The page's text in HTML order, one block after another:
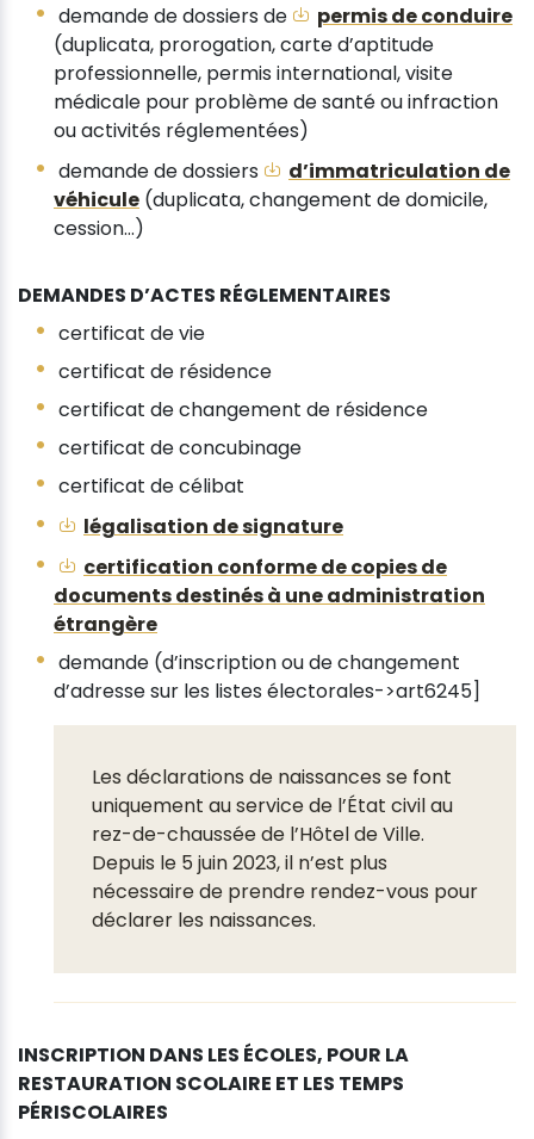
demande de dossiers de
permis de conduire
(duplicata, prorogation, carte d’aptitude
professionnelle, permis international, visite
médicale pour problème de santé ou infraction
ou activités réglementées)
demande de dossiers
d’immatriculation de
véhicule (duplicata, changement de domicile,
cession...)
DEMANDES D’ACTES RÉGLEMENTAIRES
certificat de vie
certificat de résidence
certificat de changement de résidence
certificat de concubinage
certificat de célibat
légalisation de signature
certification conforme de copies de
documents destinés à une administration
étrangère
demande (d’inscription ou de changement
d’adresse sur les listes électorales->art6245]
Les déclarations de naissances se font
uniquement au service de l’État civil au
rez-de-chaussée de l’Hôtel de Ville.
Depuis le 5 juin 2023, il n’est plus
nécessaire de prendre rendez-vous pour
déclarer les naissances.
INSCRIPTION DANS LES ÉCOLES, POUR LA
RESTAURATION SCOLAIRE ET LES TEMPS
PÉRISCOLAIRES